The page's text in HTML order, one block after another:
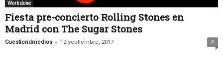
Work done
Fiesta pre-concierto Rolling Stones en
Madrid con The Sugar Stones
Cuestiondmedios - 12 septiembre, 2017 0